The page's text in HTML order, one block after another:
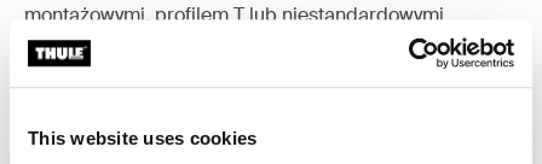
This website uses cookies
montażowymi, profilem T lub niestandardowymi
punktami mocowania bagażnika.